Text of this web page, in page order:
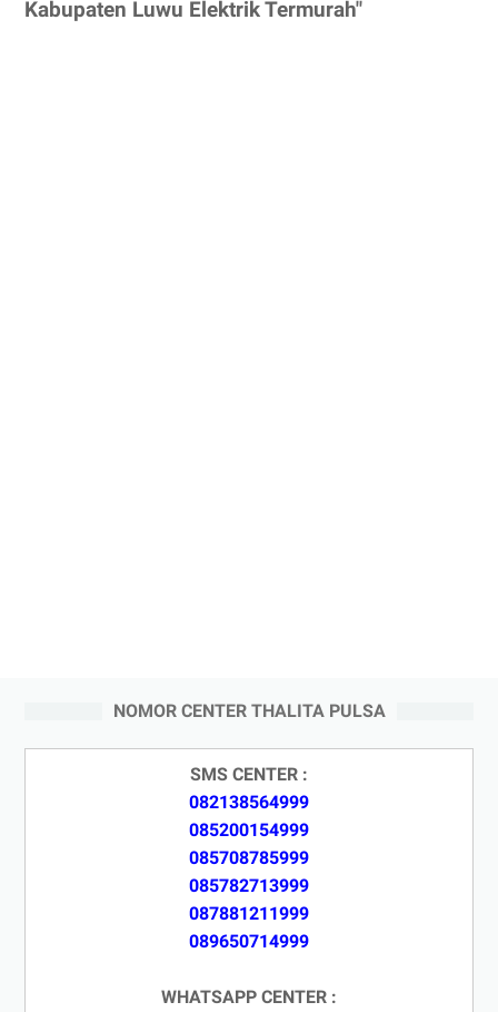
Kabupaten Luwu Elektrik Termurah"
NOMOR CENTER THALITA PULSA
SMS CENTER :
082138564999
085200154999
085708785999
085782713999
087881211999
089650714999
WHATSAPP CENTER :